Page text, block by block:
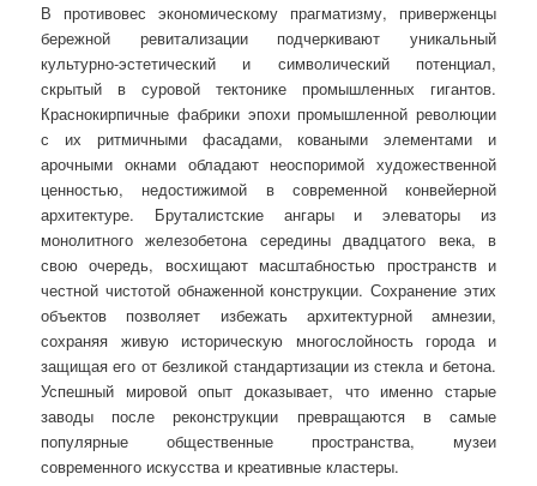
В противовес экономическому прагматизму, приверженцы
бережной ревитализации подчеркивают уникальный
культурно-эстетический и символический потенциал,
скрытый в суровой тектонике промышленных гигантов.
Краснокирпичные фабрики эпохи промышленной революции
с их ритмичными фасадами, коваными элементами и
арочными окнами обладают неоспоримой художественной
ценностью, недостижимой в современной конвейерной
архитектуре. Бруталистские ангары и элеваторы из
монолитного железобетона середины двадцатого века, в
свою очередь, восхищают масштабностью пространств и
честной чистотой обнаженной конструкции. Сохранение этих
объектов позволяет избежать архитектурной амнезии,
сохраняя живую историческую многослойность города и
защищая его от безликой стандартизации из стекла и бетона.
Успешный мировой опыт доказывает, что именно старые
заводы после реконструкции превращаются в самые
популярные общественные пространства, музеи
современного искусства и креативные кластеры.